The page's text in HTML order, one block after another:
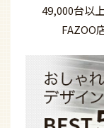
49,000台以
FAZOO